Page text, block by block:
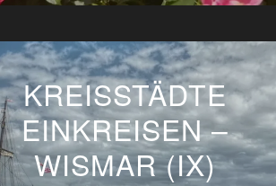
KREISSTÄDTE
EINKREISEN –
WISMAR (IX)